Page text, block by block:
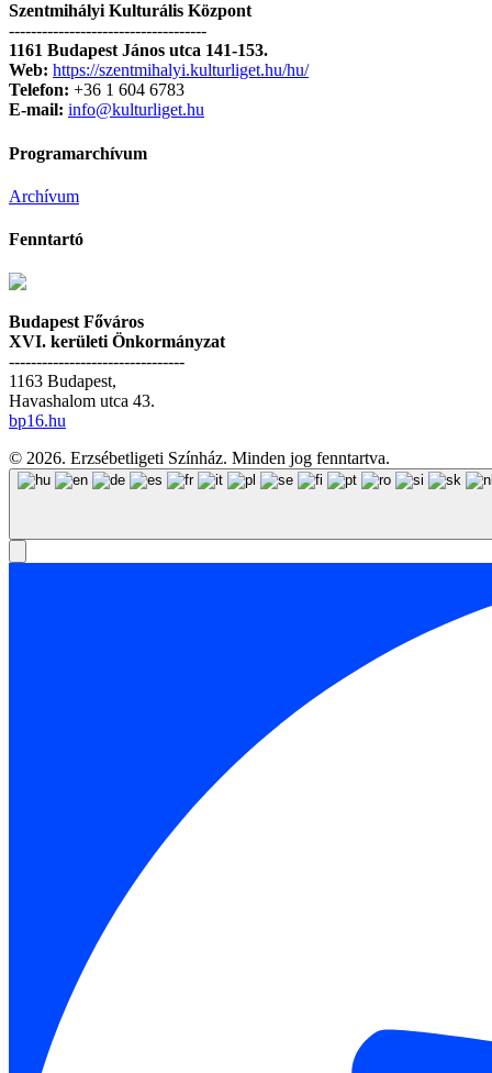
Szentmihályi Kulturális Központ
------------------------------------
1161 Budapest János utca 141-153.
Web: https://szentmihalyi.kulturliget.hu/hu/
Telefon: +36 1 604 6783
E-mail: info@kulturliget.hu
Programarchívum
Archívum
Fenntartó
Budapest Főváros
XVI. kerületi Önkormányzat
--------------------------------
1163 Budapest,
Havashalom utca 43.
bp16.hu
© 2026. Erzsébetligeti Színház. Minden jog fenntartva.